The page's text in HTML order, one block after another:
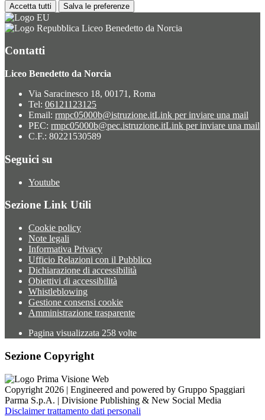
Accetta tutti Salva le preferenze
Liceo Benedetto da Norcia
Contatti
Liceo Benedetto da Norcia
Via Saracinesco 18, 00171, Roma
Tel: 06121123125
Email: rmpc05000b@istruzione.itLink per inviare una mail
PEC: rmpc05000b@pec.istruzione.itLink per inviare una mail
C.F.: 80221530589
Seguici su
Youtube
Sezione Link Utili
Cookie policy
Note legali
Informativa Privacy
Ufficio Relazioni con il Pubblico
Dichiarazione di accessibilità
Obiettivi di accessibilità
Whistleblowing
Gestione consensi cookie
Amministrazione trasparente
Pagina visualizzata 258 volte
Sezione Copyright
Copyright 2026 | Engineered and powered by Gruppo Spaggiari
Parma S.p.A. | Divisione Publishing & New Social Media
Disclaimer trattamento dati personali